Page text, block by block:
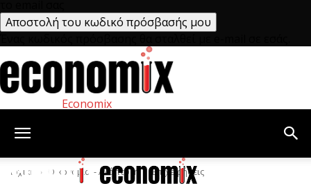
Economix
Αρχική Οικονομία – Ανάπτυξη Επιχειρήσεις